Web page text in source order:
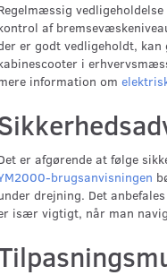
af
er godt vedligeholdt, kan
i
information om
er afgørende at følge
brugsanvisningen
drejning. Det
især vigtigt, når man